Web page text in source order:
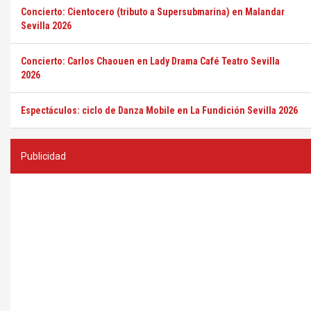
Concierto: Cientocero (tributo a Supersubmarina) en Malandar
Sevilla 2026
Concierto: Carlos Chaouen en Lady Drama Café Teatro Sevilla
2026
Espectáculos: ciclo de Danza Mobile en La Fundición Sevilla 2026
Publicidad